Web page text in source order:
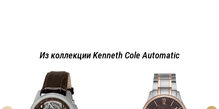
Из коллекции Kenneth Cole Automatic